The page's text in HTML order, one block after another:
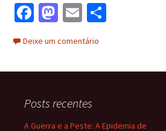
Fa
b
o
k
M
to
d
n
E
m
ai
l
e
Deixe um comentário
Posts recentes
A Guerra e a Peste: A Epidemia de